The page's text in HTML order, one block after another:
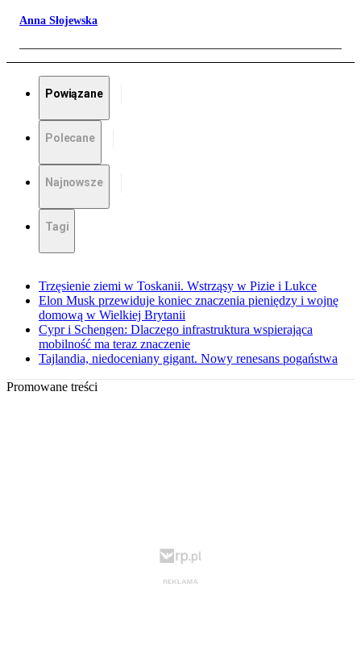
Anna Słojewska
Powiązane
Polecane
Najnowsze
Tagi
Trzęsienie ziemi w Toskanii. Wstrząsy w Pizie i Lukce
Elon Musk przewiduje koniec znaczenia pieniędzy i wojnę
domową w Wielkiej Brytanii
Cypr i Schengen: Dlaczego infrastruktura wspierająca
mobilność ma teraz znaczenie
Tajlandia, niedoceniany gigant. Nowy renesans pogaństwa
Promowane treści